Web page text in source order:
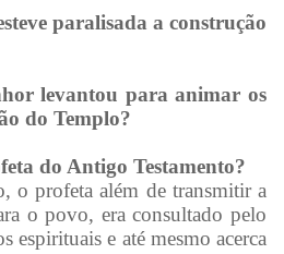
paralisada a construção
levantou para animar os
do Templo?
do Antigo Testamento?
o profeta além de transmitir a
o povo, era consultado pelo
espirituais e até mesmo acerca